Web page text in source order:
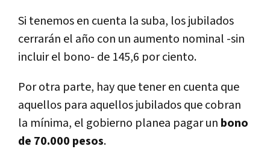
Si tenemos en cuenta la suba, los jubilados
cerrarán el año con un aumento nominal -sin
incluir el bono- de 145,6 por ciento.
Por otra parte, hay que tener en cuenta que
aquellos para aquellos jubilados que cobran
la mínima, el gobierno planea pagar un bono
de 70.000 pesos.